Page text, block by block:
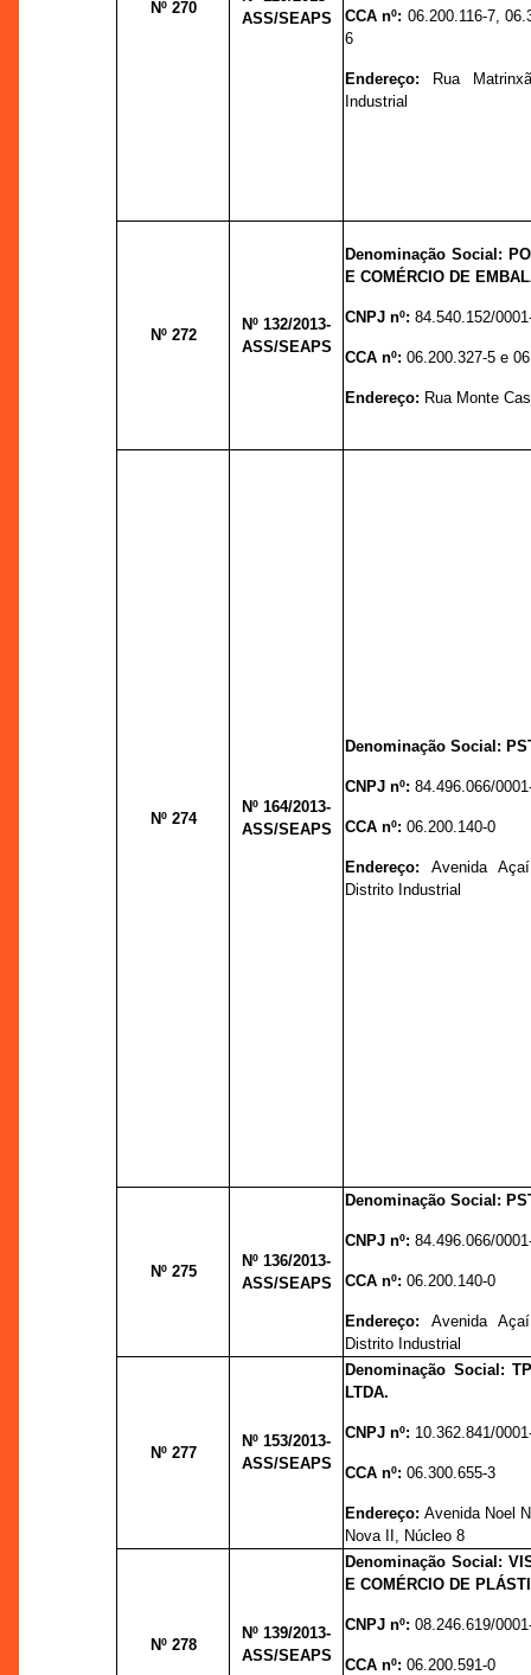
Nº 270
ASS/SEAPS
CCA nº: 06.200.116-7,
6
Endereço:
Rua
Industrial
Nº 272
Nº 132/2013-
ASS/SEAPS
Denominação Social:
E COMÉRCIO DE
CNPJ nº:84.540.152/
CCA nº:06.200.327-5 e
Endereço: Rua Monte
Nº 274
Nº 164/2013-
ASS/SEAPS
Denominação Social:
CNPJ nº:84.496.066/
CCA nº:06.200.140-0
Endereço: Avenida
Distrito Industrial
Nº 275
Nº 136/2013-
ASS/SEAPS
Denominação Social:
CNPJ nº:84.496.066/
CCA nº:06.200.140-0
Endereço: Avenida
Distrito Industrial
Nº 277
Nº 153/2013-
ASS/SEAPS
Denominação Social:
LTDA.
CNPJ nº: 10.362.841/
CCA nº:06.300.655-3
Endereço:Avenida Noel
Nova II, Núcleo 8
Nº 278
Nº 139/2013-
ASS/SEAPS
Denominação Social:
E COMÉRCIO DE
CNPJ nº:08.246.619/
CCA nº:06.200.591-0